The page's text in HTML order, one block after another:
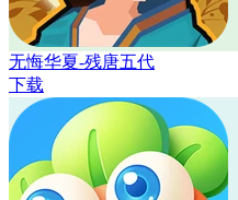
无悔华夏-残唐五代
下载